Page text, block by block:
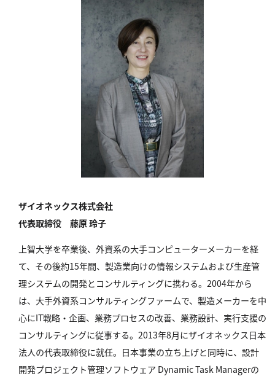
ザイオネックス株式会社
代表取締役 藤原 玲子
上智大学を卒業後、外資系の大手コンピューターメーカーを経
て、その後約15年間、製造業向けの情報システムおよび生産管
理システムの開発とコンサルティングに携わる。2004年から
は、大手外資系コンサルティングファームで、製造メーカーを中
心にIT戦略・企画、業務プロセスの改善、業務設計、実行支援の
コンサルティングに従事する。2013年8月にザイオネックス日本
法人の代表取締役に就任。日本事業の立ち上げと同時に、設計
開発プロジェクト管理ソフトウェア Dynamic Task Managerの